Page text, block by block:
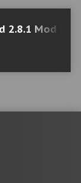
2.8.1 Mod